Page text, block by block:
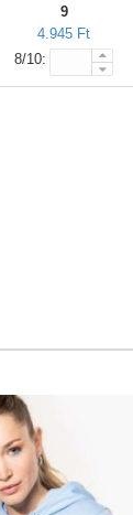
9
4.945 Ft
8/10: